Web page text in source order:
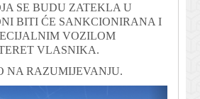
SE BUDU ZATEKLA U
BITI ĆE SANKCIONIRANA I
VOZILOM
VLASNIKA.
NA RAZUMIJEVANJU.